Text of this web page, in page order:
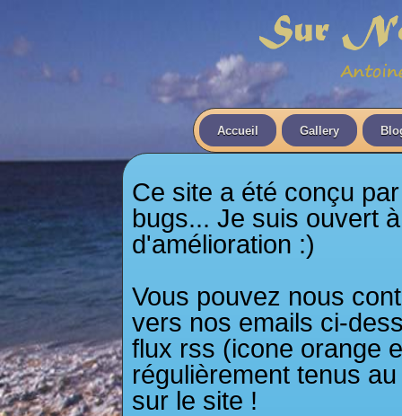
Accueil Gallery
Ce site a été conçu
bugs... Je suis ouvert
d'amélioration :)
Vous pouvez nous
vers nos emails ci-
flux rss (icone orange
régulièrement tenus
sur le site !